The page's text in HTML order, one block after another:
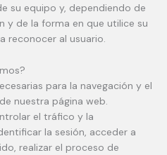
su equipo y, dependiendo de
y de la forma en que utilice su
reconocer al usuario.
para la navegación y el
nuestra página web.
el tráfico y la
la sesión, acceder a
realizar el proceso de